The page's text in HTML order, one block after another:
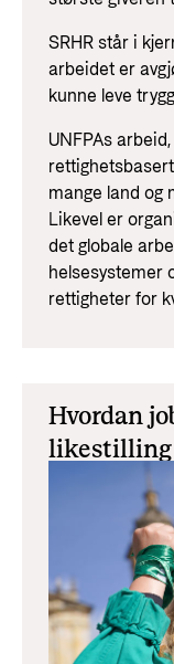
SRHR står i
arbeidet er
kunne leve
UNFPAs
mange land og
Likevel er
det globale
helsesystemer
rettigheter for
Hvordan
likestilling